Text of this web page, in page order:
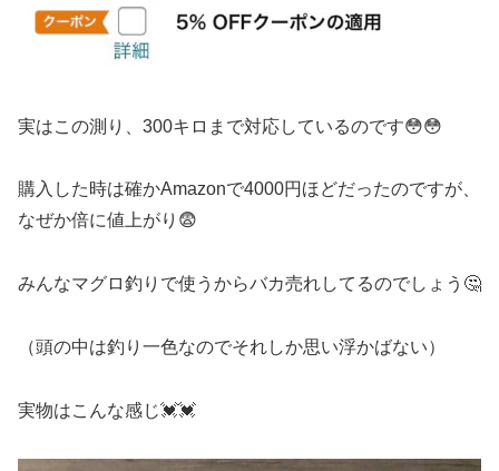
実はこの測り、300キロまで対応しているのです😳😳
購入した時は確かAmazonで4000円ほどだったのですが、
なぜか倍に値上がり😨
みんなマグロ釣りで使うからバカ売れしてるのでしょう🤔
（頭の中は釣り一色なのでそれしか思い浮かばない）
実物はこんな感じ💓💓